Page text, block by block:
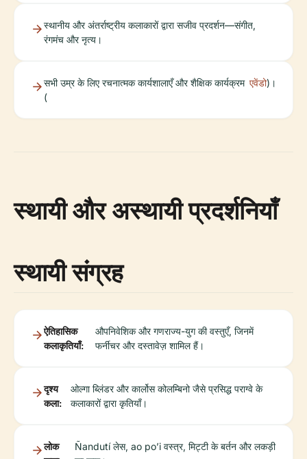
स्थानीय और अंतर्राष्ट्रीय कलाकारों द्वारा सजीव प्रदर्शन—संगीत,
रंगमंच और नृत्य।
सभी उम्र के लिए रचनात्मक कार्यशालाएँ और शैक्षिक कार्यक्रम
(
एवेंडो)।
स्थायी और अस्थायी प्रदर्शनियाँ
स्थायी संग्रह
ऐतिहासिक
कलाकृतियाँ:
औपनिवेशिक और गणराज्य-युग की वस्तुएँ, जिनमें
फर्नीचर और दस्तावेज़ शामिल हैं।
दृश्य
कला:
ओल्गा ब्लिंडर और कार्लोस कोलम्बिनो जैसे प्रसिद्ध पराग्वे के
कलाकारों द्वारा कृतियाँ।
लोक
Ñandutí लेस, ao po’i वस्त्र, मिट्टी के बर्तन और लकड़ी